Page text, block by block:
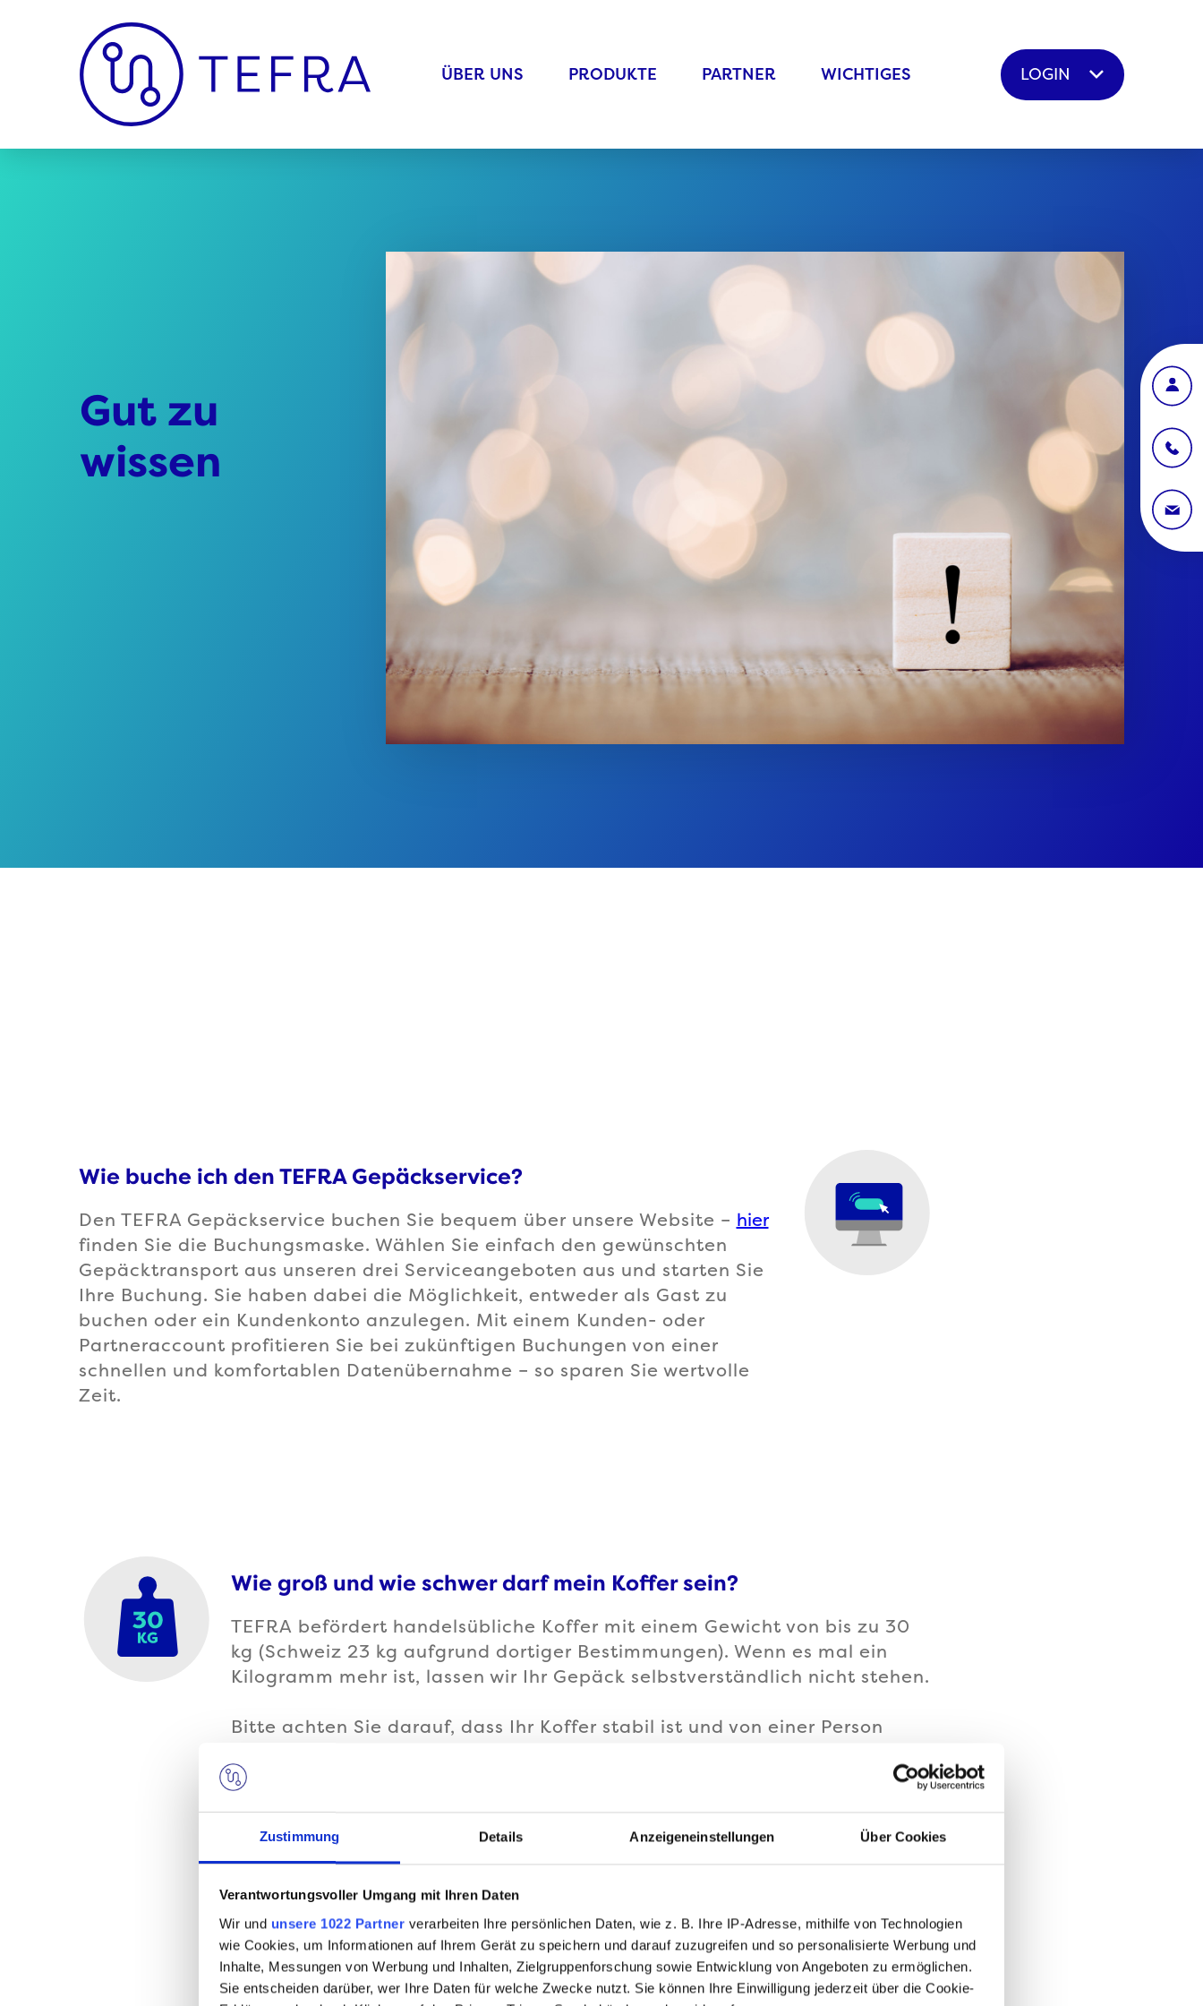
Zustimmung Details Anzeigeneinstellungen Über Cookies
Verantwortungsvoller Umgang mit Ihren Daten
Wir und unsere 1022 Partner verarbeiten Ihre persönlichen Daten, wie z. B. Ihre IP-Adresse, mithilfe von Technologien
wie Cookies, um Informationen auf Ihrem Gerät zu speichern und darauf zuzugreifen und so personalisierte Werbung und
Inhalte, Messungen von Werbung und Inhalten, Zielgruppenforschung sowie Entwicklung von Angeboten zu ermöglichen.
Sie entscheiden darüber, wer Ihre Daten für welche Zwecke nutzt. Sie können Ihre Einwilligung jederzeit über die Cookie-
ÜBER UNS PRODUKTE PARTNER WICHTIGES LOGIN
Gut zu
wissen
Wie buche ich den TEFRA Gepäckservice?
Den TEFRA Gepäckservice buchen Sie bequem über unsere Website – hier
finden Sie die Buchungsmaske. Wählen Sie einfach den gewünschten
Gepäcktransport aus unseren drei Serviceangeboten aus und starten Sie
Ihre Buchung. Sie haben dabei die Möglichkeit, entweder als Gast zu
buchen oder ein Kundenkonto anzulegen. Mit einem Kunden- oder
Partneraccount profitieren Sie bei zukünftigen Buchungen von einer
schnellen und komfortablen Datenübernahme – so sparen Sie wertvolle
Zeit.
Wie groß und wie schwer darf mein Koffer sein?
TEFRA befördert handelsübliche Koffer mit einem Gewicht von bis zu 30
kg (Schweiz 23 kg aufgrund dortiger Bestimmungen). Wenn es mal ein
Kilogramm mehr ist, lassen wir Ihr Gepäck selbstverständlich nicht stehen.
Bitte achten Sie darauf, dass Ihr Koffer stabil ist und von einer Person
erfragen Sie gern individuelle Konditionen.
Bitte beachten Sie unbedingt etwaige Gewichtsbeschränkungen der
Reedereien und Veranstalter, sowie der Fluggesellschaften!